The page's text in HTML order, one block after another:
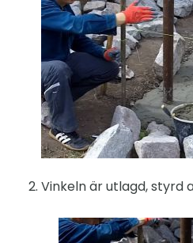
Vinkeln är utlagd, styrd